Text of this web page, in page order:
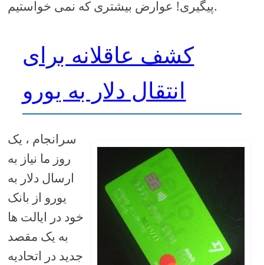
پیگیری! عوارض بیشتری که نمی خواستیم.
کشف عاقلانه برای
انتقال دلار به یورو
سرانجام ، یک
روز ما نیاز به
ارسال دلار به
یورو از بانک
خود در ایالت ها
به یک مقصد
جدید در اتحادیه